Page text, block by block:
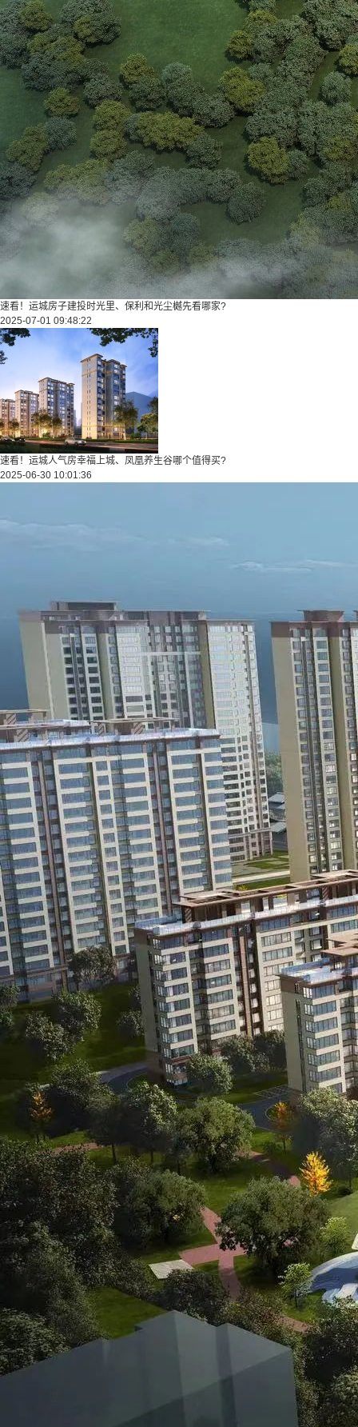
速看！运城房子建投时光里、保利和光尘樾先看哪家?
2025-07-01 09:48:22
速看！运城人气房幸福上城、凤凰养生谷哪个值得买?
2025-06-30 10:01:36